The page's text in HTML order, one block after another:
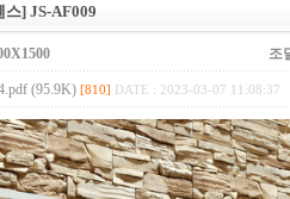
] JS-AF009
조
(95.9K) [810] DATE : 2023-03-07 11:08:37